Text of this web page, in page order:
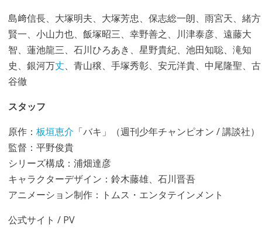
島﨑信長、大塚明夫、大塚芳忠、保志総一朗、雨宮天、緒方
賢一、小山力也、飯塚昭三、幸野善之、川津泰彦、遠藤大
智、蓮池龍三、石川ひろあき、星野貴紀、池田知聡、滝知
史、銀河万丈、青山穣、手塚秀彰、安元洋貴、中尾隆聖、古
谷徹
スタッフ
原作： 板垣恵介 「バキ」（週刊少年チャンピオン / 講談社）
監督：平野俊貴
シリーズ構成：浦畑達彦
キャラクターデザイン：鈴木藤雄、石川晋吾
アニメーション制作：トムス・エンタテインメント
公式サイト / PV